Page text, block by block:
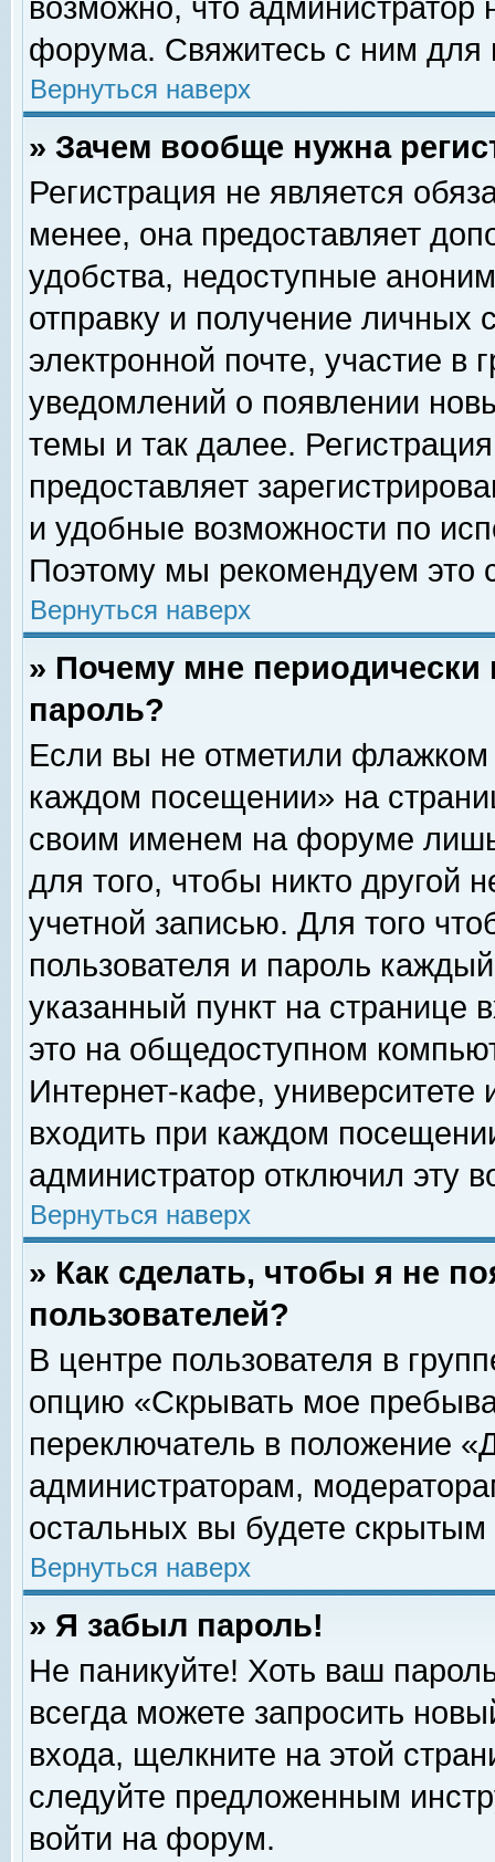
возможно, что
форума. Свяжитесь с ним для
Вернуться наверх
» Зачем вообще нужна
Регистрация не является
менее, она предоставляет
удобства, недоступные
отправку и получение личных
электронной почте, участие в
уведомлений о появлении
темы и так далее.
предоставляет
и удобные возможности по
Поэтому мы рекомендуем это
Вернуться наверх
» Почему мне
пароль?
Если вы не отметили флажком
каждом посещении» на
своим именем на форуме
для того, чтобы никто другой
учетной записью. Для того
пользователя и пароль
указанный пункт на
это на общедоступном
Интернет-кафе, университете
входить при каждом
администратор отключил эту
Вернуться наверх
» Как сделать, чтобы я не
пользователей?
В центре пользователя в
опцию «Скрывать мое
переключатель в положение
администраторам,
остальных вы будете скрытым
Вернуться наверх
» Я забыл пароль!
Не паникуйте! Хоть ваш
всегда можете запросить
входа, щелкните на этой
следуйте предложенным
войти на форум.